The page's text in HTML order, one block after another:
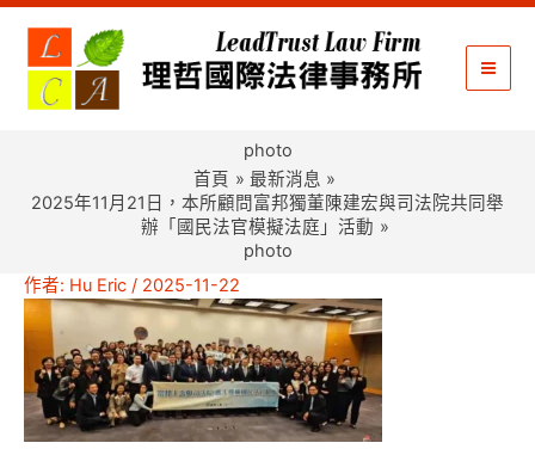
跳
photo
首頁
最新消息
2025年11月21日，本所顧問富邦獨董陳建宏與司法院共同舉
辦「國民法官模擬法庭」活動
photo
作者: Hu Eric / 2025-11-22